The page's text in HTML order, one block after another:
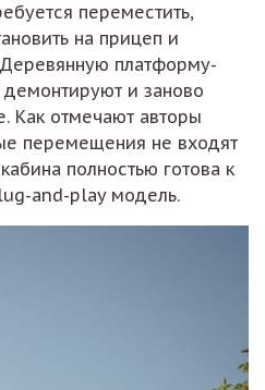
переместить,
на прицеп и
платформу-
и заново
Как отмечают авторы
перемещения не входят
полностью готова к
and-play модель.